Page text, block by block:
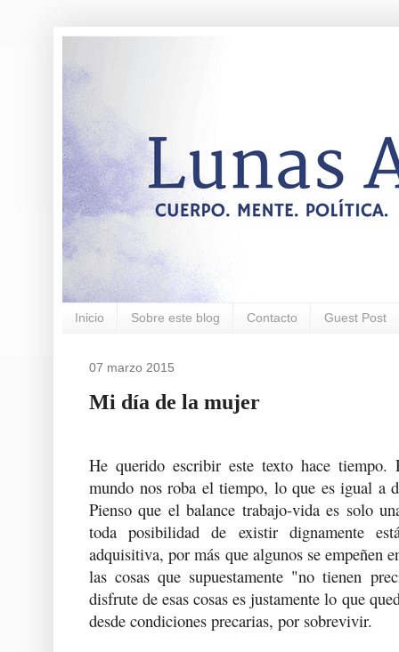
Inicio Sobre este blog Contacto Guest Post
07 marzo 2015
Mi día de la mujer
He querido escribir este texto hace tiempo.
mundo nos roba el tiempo, lo que es igual a
Pienso que el balance trabajo-vida es solo
toda posibilidad de existir dignamente
adquisitiva, por más que algunos se empeñen
las cosas que supuestamente "no tienen
disfrute de esas cosas es justamente lo que
desde condiciones precarias, por sobrevivir.